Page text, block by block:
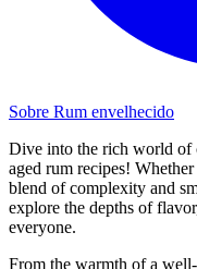
Sobre Rum envelhecido
Dive into the rich world of
aged rum recipes!
blend of complexity and
explore the depths of
everyone.
From the warmth of a